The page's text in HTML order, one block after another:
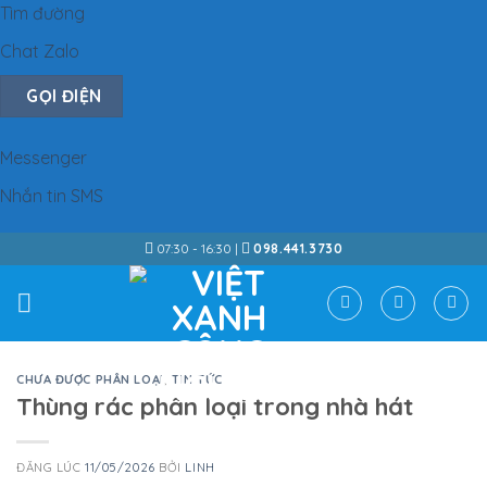
Tìm đường
Chat Zalo
GỌI ĐIỆN
Messenger
Nhắn tin SMS
to
content
07:30 - 16:30 | 098.441.3730
CHƯA ĐƯỢC PHÂN LOẠI TIN TỨC
Thùng rác phân loại trong nhà hát
ĐĂNG LÚC11/05/2026 BỞI LINH